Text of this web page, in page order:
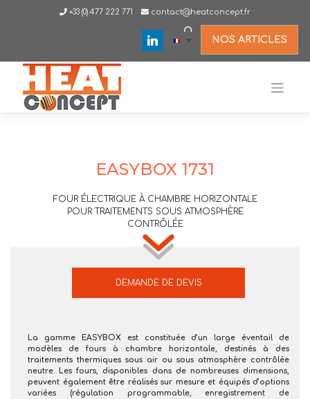
+33 (0) 477 222 771 contact@heatconcept.fr
linkedin NOS ARTICLES
EASYBOX 1731
FOUR ÉLECTRIQUE À CHAMBRE HORIZONTALE
POUR TRAITEMENTS SOUS ATMOSPHÈRE
CONTRÔLÉE
DEMANDE DE DEVIS
La gamme EASYBOX est constituée d’un large éventail de
modèles de fours à chambre horizontale, destinés à des
traitements thermiques sous air ou sous atmosphère contrôlée
neutre. Les fours, disponibles dans de nombreuses dimensions,
peuvent également être réalisés sur mesure et équipés d’options
variées (régulation programmable, enregistrement de